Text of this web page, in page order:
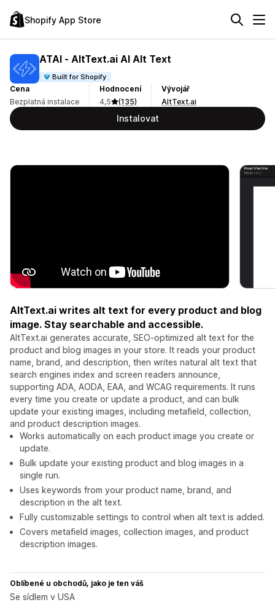
Shopify App Store
ATAI ‑ AltText.ai AI Alt Text
Built for Shopify
Cena
Bezplatná instalace
Hodnocení
4,5
(135)
Vývojář
AltText.ai
Instalovat
AltText.ai writes alt text for every product and blog
image. Stay searchable and accessible.
AltText.ai generates accurate, SEO-optimized alt text for the
product and blog images in your store. It reads your product
name, brand, and description, then writes natural alt text that
search engines index and screen readers announce,
supporting ADA, AODA, EAA, and WCAG requirements. It runs
every time you create or update a product, and can bulk
update your existing images, including metafield, collection,
and product description images.
Works automatically on each product image you create or
update.
Bulk update your existing product and blog images in a
single run.
Uses keywords from your product name, brand, and
description in the alt text.
Fully customizable settings to control when alt text is added.
Covers metafield images, collection images, and product
description images.
Oblíbené u obchodů, jako je ten váš
Se sídlem v USA